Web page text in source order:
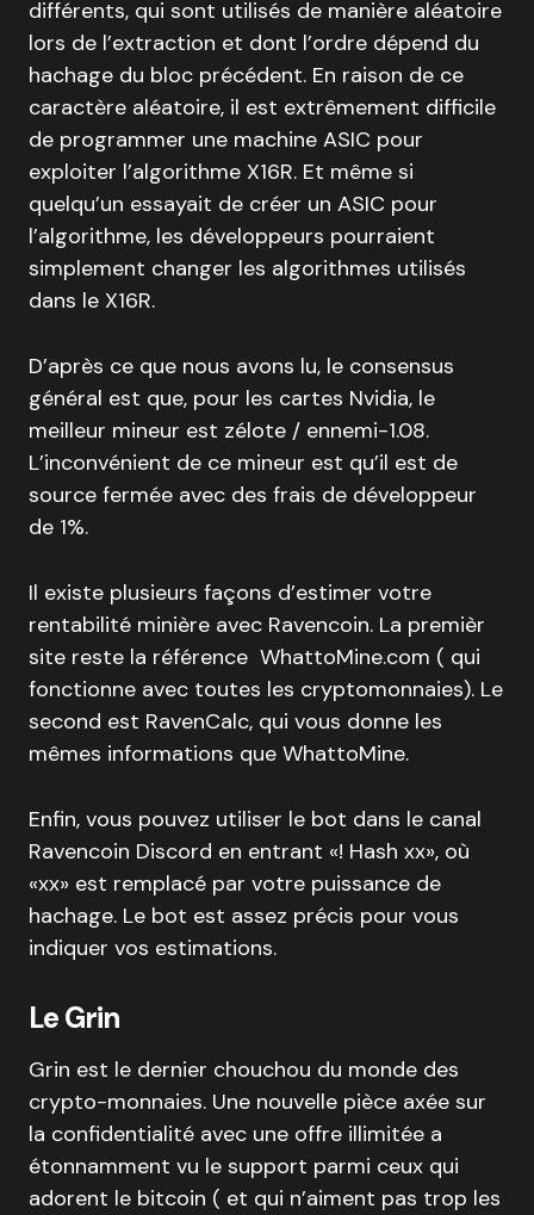
différents, qui sont utilisés de manière aléatoire
lors de l’extraction et dont l’ordre dépend du
hachage du bloc précédent. En raison de ce
caractère aléatoire, il est extrêmement difficile
de programmer une machine ASIC pour
exploiter l’algorithme X16R. Et même si
quelqu’un essayait de créer un ASIC pour
l’algorithme, les développeurs pourraient
simplement changer les algorithmes utilisés
dans le X16R.
D’après ce que nous avons lu, le consensus
général est que, pour les cartes Nvidia, le
meilleur mineur est zélote / ennemi-1.08.
L’inconvénient de ce mineur est qu’il est de
source fermée avec des frais de développeur
de 1%.
Il existe plusieurs façons d’estimer votre
rentabilité minière avec Ravencoin. La premièr
site reste la référence WhattoMine.com ( qui
fonctionne avec toutes les cryptomonnaies). Le
second est RavenCalc, qui vous donne les
mêmes informations que WhattoMine.
Enfin, vous pouvez utiliser le bot dans le canal
Ravencoin Discord en entrant «! Hash xx», où
«xx» est remplacé par votre puissance de
hachage. Le bot est assez précis pour vous
indiquer vos estimations.
Le Grin
Grin est le dernier chouchou du monde des
crypto-monnaies. Une nouvelle pièce axée sur
la confidentialité avec une offre illimitée a
étonnamment vu le support parmi ceux qui
adorent le bitcoin ( et qui n’aiment pas trop les